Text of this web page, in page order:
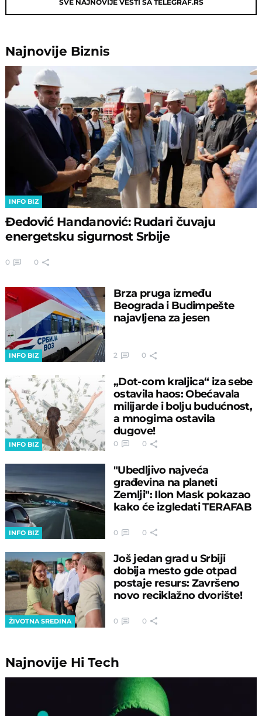
SVE NAJNOVIJE VESTI SA TELEGRAF.RS
Najnovije Biznis
INFO BIZ
Đedović Handanović: Rudari čuvaju
energetsku sigurnost Srbije
0 0
INFO BIZ
Brza pruga između
Beograda i Budimpešte
najavljena za jesen
2 0
INFO BIZ
„Dot-com kraljica“ iza sebe
ostavila haos: Obećavala
milijarde i bolju budućnost,
a mnogima ostavila
dugove!
0 0
INFO BIZ
"Ubedljivo najveća
građevina na planeti
Zemlji": Ilon Mask pokazao
kako će izgledati TERAFAB
0 0
ŽIVOTNA SREDINA
Još jedan grad u Srbiji
dobija mesto gde otpad
postaje resurs: Završeno
novo reciklažno dvorište!
0 0
Najnovije Hi Tech